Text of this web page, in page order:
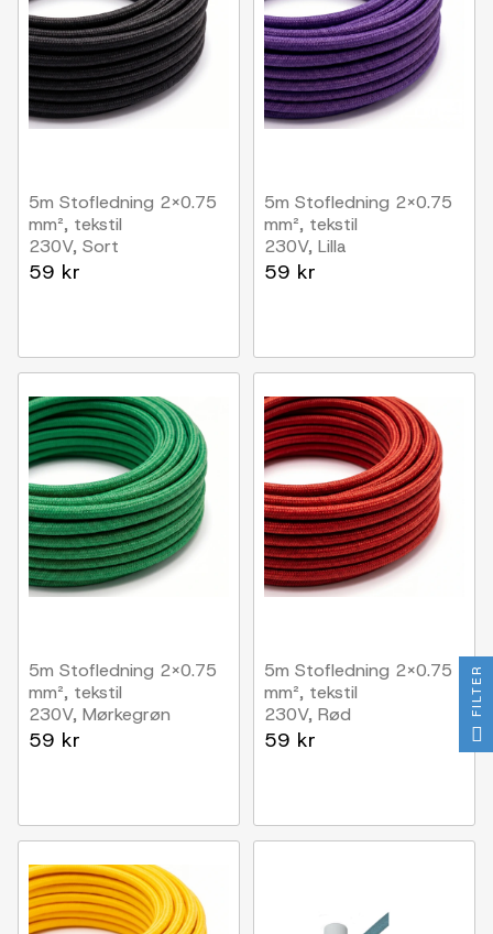
5m Stofledning 2x0.75
mm², tekstil
230V, Sort
59 kr
5m Stofledning 2x0.75
mm², tekstil
230V, Lilla
59 kr
5m Stofledning 2x0.75
mm², tekstil
230V, Mørkegrøn
59 kr
5m Stofledning 2x0.75
mm², tekstil
230V, Rød
59 kr
FILTER